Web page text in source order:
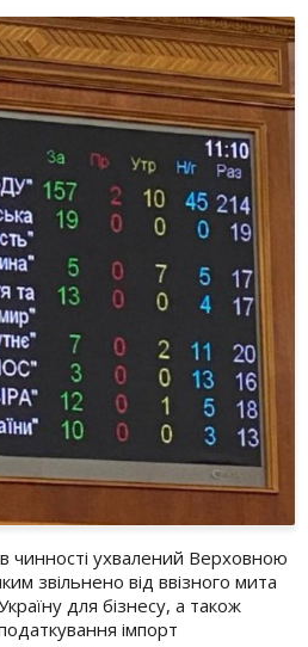
чинності ухвалений Верховною
звільнено від ввізного мита
для бізнесу, а також
імпорт